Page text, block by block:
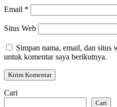
Email *
Situs Web
Simpan nama, email, dan situs
untuk komentar saya berikutnya.
Cari
Cari